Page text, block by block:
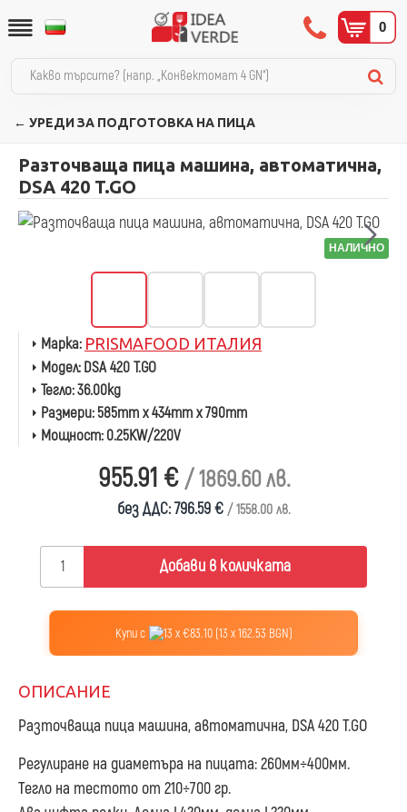
0
← УРЕДИ ЗА ПОДГОТОВКА НА ПИЦА
Разточваща пица машина, автоматична,
DSA 420 T.GO
НАЛИЧНО
955.91 € / 1869.60 лв.
без ДДС: 796.59 € / 1558.00 лв.
Марка: PRISMAFOOD ИТАЛИЯ
Модел:DSA 420 T.GO
Тегло:36.00kg
Размери:585mm x 434mm x 790mm
Мощност:0.25KW/220V
Добави в количката
Купи с 13 x €83.10 (13 x 162.53 BGN)
ОПИСАНИЕ
Разточваща пица машина, автоматична, DSA 420 T.GO
Регулиране на диаметъра на пицата: 260мм÷400мм.
Тегло на тестото от 210÷700 гр.